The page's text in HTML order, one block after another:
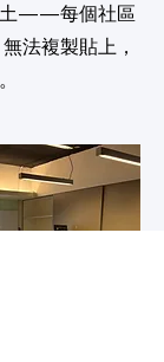
土——每個社區
法複製貼上，